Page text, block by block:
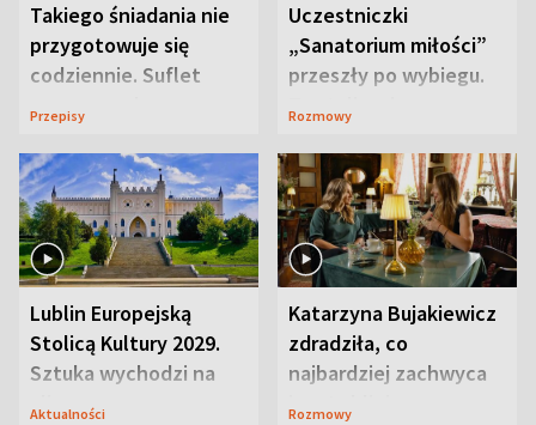
Takiego śniadania nie
przygotowuje się
codziennie. Suflet
serowy zachwyca
Przepisy
Uczestniczki
„Sanatorium miłości”
przeszły po wybiegu.
Te stylizacje
Rozmowy
Lublin Europejską
Stolicą Kultury 2029.
Sztuka wychodzi na
ulice
Aktualności
Katarzyna Bujakiewicz
zdradziła, co
najbardziej zachwyca
ją w Lublinie
Rozmowy